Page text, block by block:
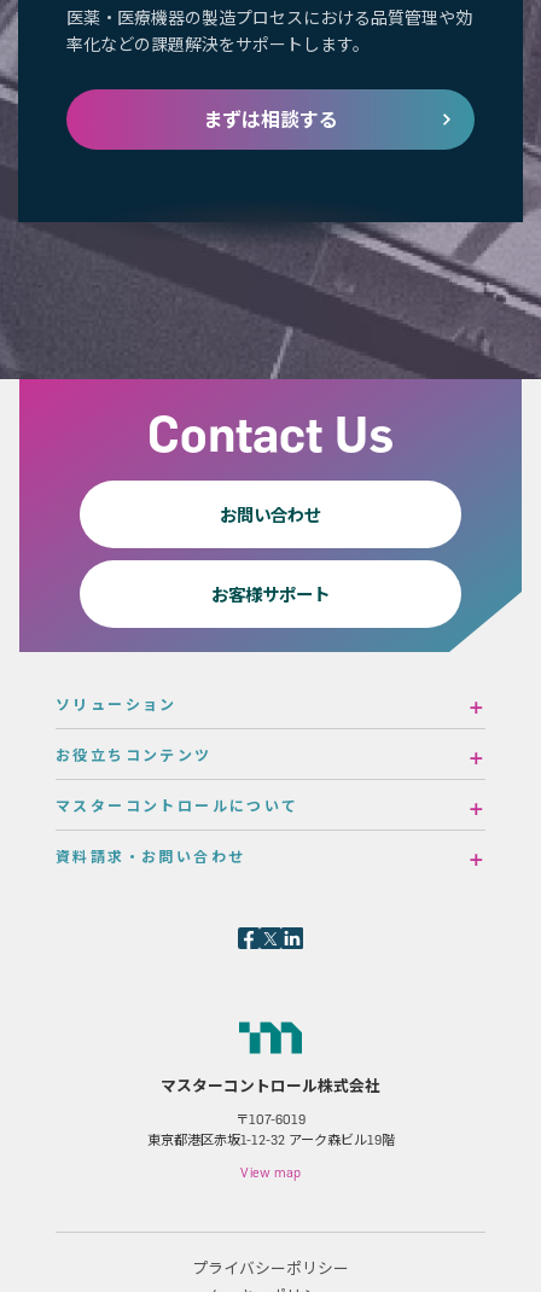
医薬・医療機器の製造プロセスにおける品質管理や効
率化などの課題解決をサポートします。
まずは相談する
Contact Us
お問い合わせ
お客様サポート
ソリューション
お役立ちコンテンツ
マスターコントロールについて
資料請求・お問い合わせ
マスターコントロール株式会社
〒107-6019
東京都港区赤坂1-12-32 アーク森ビル19階
View map
プライバシーポリシー